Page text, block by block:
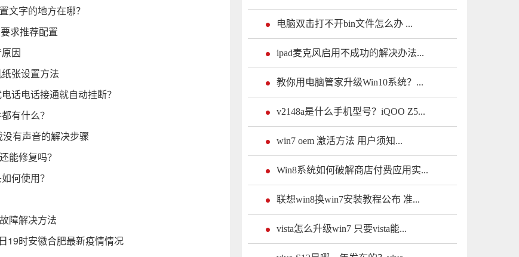
文字的地方在哪？
求推荐配置
因
张设置方法
话电话接通就自动挂断？
有什么？
有声音的解决步骤
能修复吗？
何使用？
障解决方法
19时安徽合肥最新疫情情况
电脑双击打不开bin文件怎么办 ...
ipad麦克风启用不成功的解决办法...
教你用电脑管家升级Win10系统？...
v2148a是什么手机型号？iQOO Z5...
win7 oem 激活方法 用户须知...
Win8系统如何破解商店付费应用实...
联想win8换win7安装教程公布 准...
vista怎么升级win7 只要vista能...